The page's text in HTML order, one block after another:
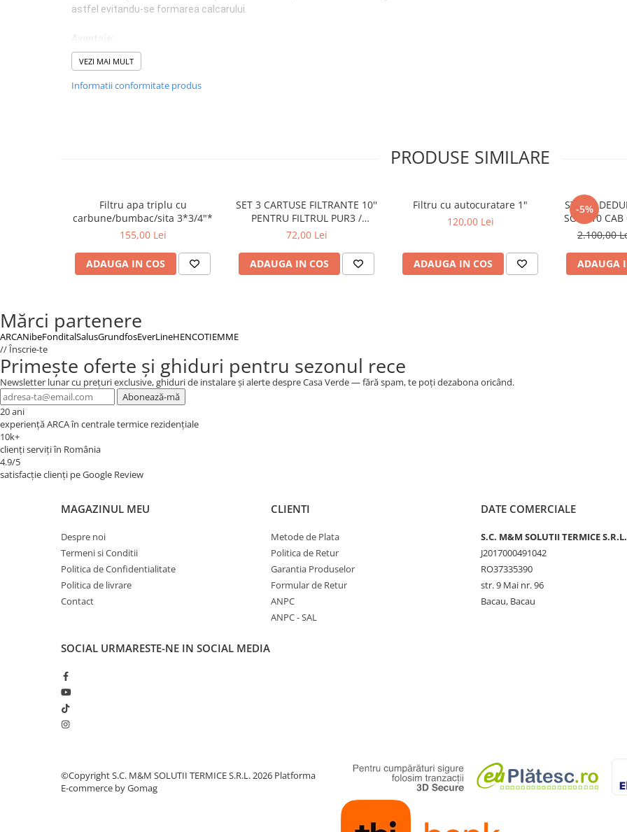
astfel evitandu-se formarea calcarului.
- durata lunga de viata (maxim 6 ani in functie de gradul de duritate al apei)
- ecologic
- Presiune: 10 bar
- Protectie impotriva depunerilor de calcar
- Locatie de utilizare: Interior
- Locatii: Baie, Bucatarie, Camera de spalat rufe, Pivnita
- Material: Metal, Alama
- Lungime: 41 mm
- Temperatura max. utilizare: 0 °C - 45 °C
Informatii suplimentare:
Poate fi utilizat pentru protectia impotriva calcarului, la toate tipurile de centrale
termice, pompe, boilere, hidrofoare etc.
CARACTERISTICI GENERALE
Tip produs
Destinat pentru
Temp. minima de lucru
Racord 1/2"
VEZI MAI MULT
Informatii conformitate produs
PRODUSE SIMILARE
Filtru apa triplu cu
carbune/bumbac/sita 3*3/4"*
155,00 Lei
ADAUGA IN COS
SET 3 CARTUSE FILTRANTE 10''
PENTRU FILTRUL PUR3 /
OSMOZA INVERSA
72,00 Lei
ADAUGA IN COS
Filtru cu autocuratare 1"
120,00 Lei
ADAUGA IN COS
-5%
STATIE
SOFT 10
23KG
2.100,00
ADAUGA
Mărci partenere
ARCANibeFonditalSalusGrundfosEverLineHENCOTIEMME
// Înscrie-te
Primește oferte și ghiduri pentru sezonul rece
Newsletter lunar cu prețuri exclusive, ghiduri de instalare și alerte despre Casa Verde — fără spam, te poți dezabona oricând.
Abonează-mă
20 ani
experiență ARCA în centrale termice rezidențiale
10k+
clienți serviți în România
4.9/5
satisfacție clienți pe Google Review
MAGAZINUL MEU
Despre noi
Termeni si Conditii
Politica de Confidentialitate
Politica de livrare
Contact
CLIENTI
Metode de Plata
Politica de Retur
Garantia Produselor
Formular de Retur
ANPC
ANPC - SAL
DATE COMERCIALE
S.C. M&M SOLUTII TERMICE S.R.L.
J2017000491042
RO37335390
str. 9 Mai nr. 96
Bacau, Bacau
SOCIAL URMARESTE-NE IN SOCIAL MEDIA
©Copyright S.C. M&M SOLUTII TERMICE S.R.L. 2026 Platforma
E-commerce by Gomag